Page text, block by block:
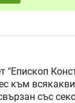
"Епископ
към
със